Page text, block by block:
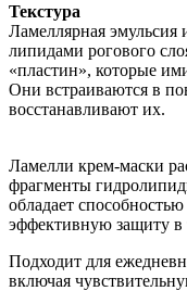
Текстура
Ламеллярная эмульсия
липидами рогового
«пластин», которые
Они встраиваются в
восстанавливают их.
Ламелли крем-маски
фрагменты
обладает
эффективную защиту в
Подходит для
включая